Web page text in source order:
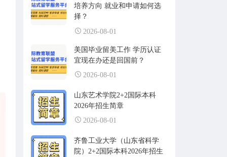
培养方向 就业和申请如何选
择？
2026-08-01
美国毕业留美工作 学历认证
宜现在办还是回国前？
2026-08-01
山东艺术学院2+2国际本科
2026年招生简章
2026-08-01
齐鲁工业大学（山东省科学
院）2+2国际本科2026年招生